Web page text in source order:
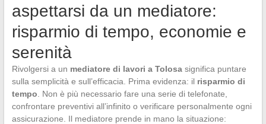
aspettarsi da un mediatore:
risparmio di tempo, economie e
serenità
Rivolgersi a un mediatore di lavori a Tolosasignifica puntare
sulla semplicità e sull’efficacia. Prima evidenza: il risparmio di
tempo . Non è più necessario fare una serie di telefonate,
confrontare preventivi all’infinito o verificare personalmente ogni
assicurazione. Il mediatore prende in mano la situazione: